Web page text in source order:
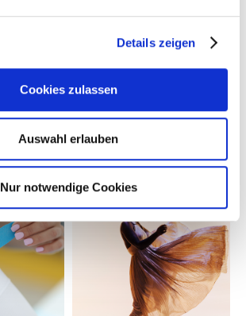
Details zeigen
Cookies zulassen
Auswahl erlauben
Nur notwendige Cookies